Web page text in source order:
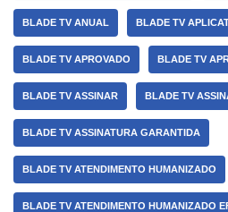
BLADE TV ANUAL BLADE TV
BLADE TV APROVADO BLADE TV
BLADE TV ASSINAR BLADE TV
BLADE TV ASSINATURA GARANTIDA
BLADE TV ATENDIMENTO HUMANIZADO
BLADE TV ATENDIMENTO HUMANIZADO